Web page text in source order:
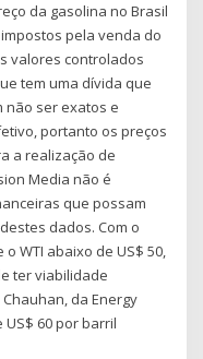
da gasolina no Brasil
pela venda do
valores controlados
tem uma dívida que
não ser exatos e
portanto os preços
a realização de
Media não é
que possam
dados. Com o
WTI abaixo de US$ 50,
ter viabilidade
da Energy
US$ 60 por barril